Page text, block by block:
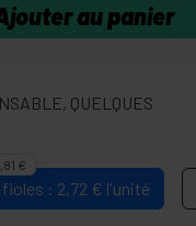
au panier
QUELQUES
€
fioles : 2,72 € l'unité